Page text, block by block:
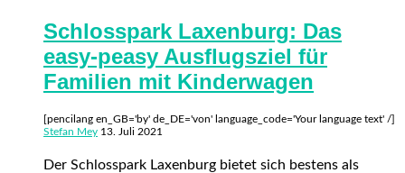
Schlosspark Laxenburg: Das
easy-peasy Ausflugsziel für
Familien mit Kinderwagen
[pencilang en_GB='by' de_DE='von' language_code='Your language text' /]
Stefan Mey 13. Juli 2021
Der Schlosspark Laxenburg bietet sich bestens als